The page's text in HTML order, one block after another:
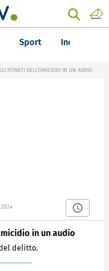
Sport Inchieste
ISTANTI DELL'OMICIDIO IN UN AUDIO
2024
in un audio
delitto.